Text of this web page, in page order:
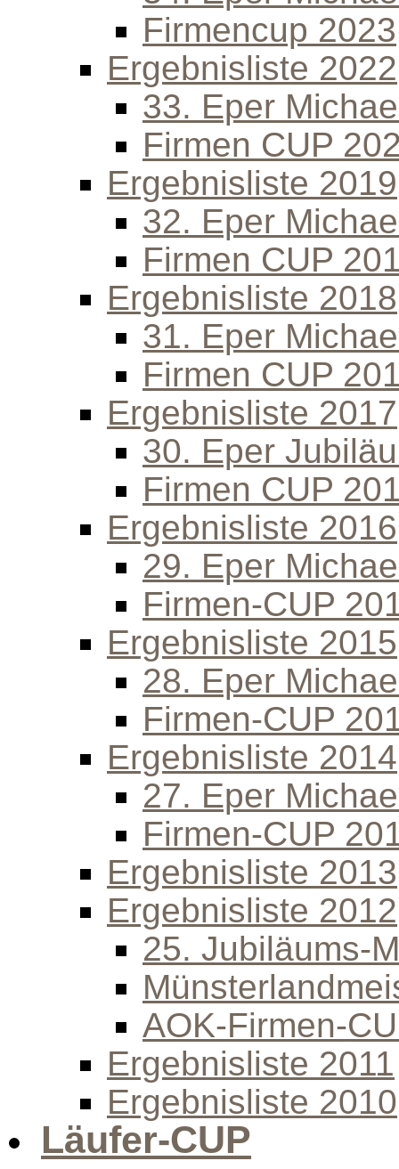
Firmencup 2023
Ergebnisliste 2022
33. Eper
Firmen CUP
Ergebnisliste 2019
32. Eper
Firmen CUP
Ergebnisliste 2018
31. Eper
Firmen CUP
Ergebnisliste 2017
30. Eper
Firmen CUP
Ergebnisliste 2016
29. Eper
Firmen-CUP
Ergebnisliste 2015
28. Eper
Firmen-CUP
Ergebnisliste 2014
27. Eper
Firmen-CUP
Ergebnisliste 2013
Ergebnisliste 2012
25. Jubiläums-
AOK-Firmen-
Ergebnisliste 2011
Ergebnisliste 2010
Läufer-CUP